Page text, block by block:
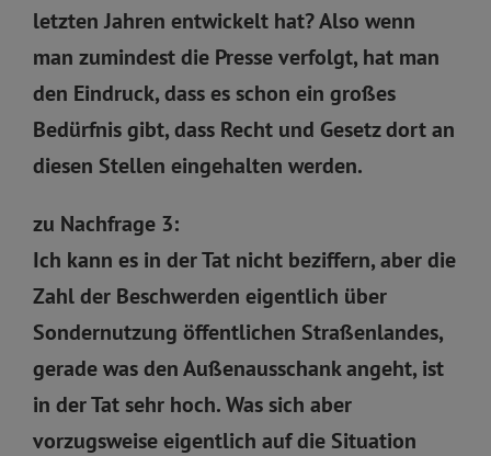
letzten Jahren entwickelt hat? Also wenn
man zumindest die Presse verfolgt, hat man
den Eindruck, dass es schon ein großes
Bedürfnis gibt, dass Recht und Gesetz dort an
diesen Stellen eingehalten werden.
zu Nachfrage 3:
Ich kann es in der Tat nicht beziffern, aber die
Zahl der Beschwerden eigentlich über
Sondernutzung öffentlichen Straßenlandes,
gerade was den Außenausschank angeht, ist
in der Tat sehr hoch. Was sich aber
vorzugsweise eigentlich auf die Situation